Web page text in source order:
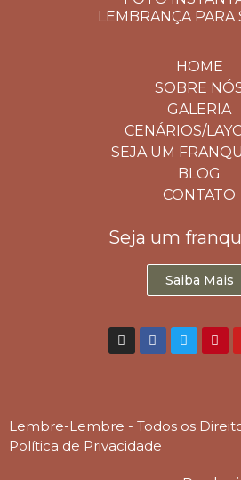
LEMBRANÇA PARA
HOME
SOBRE
GALERIA
CENÁRIOS/
SEJA UM
BLOG
CONTATO
Seja um
Saiba Mais
Lembre-Lembre - Todos os
Política de Privacidade